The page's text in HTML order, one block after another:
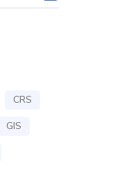
CRS
GIS